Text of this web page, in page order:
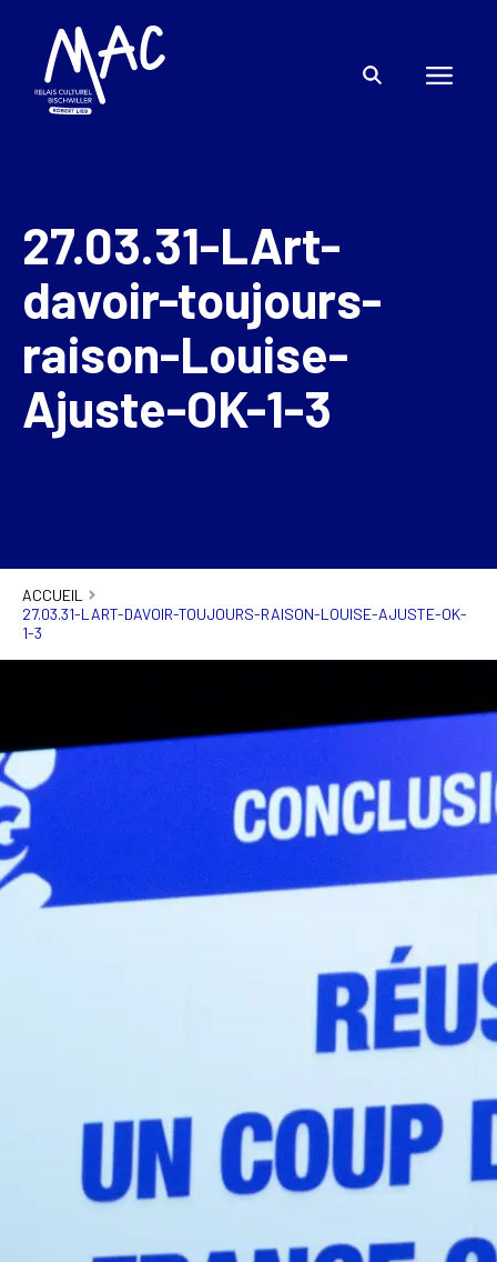
27.03.31-LArt-
davoir-toujours-
raison-Louise-
Ajuste-OK-1-3
ACCUEIL
27.03.31-LART-DAVOIR-TOUJOURS-RAISON-LOUISE-AJUSTE-OK-
1-3